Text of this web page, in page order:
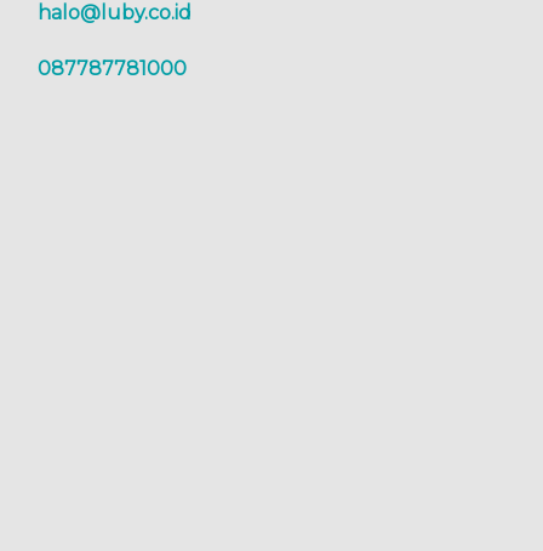
halo@luby.co.id
087787781000